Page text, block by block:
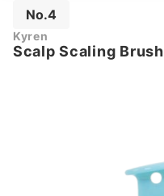
No.4
Kyren
Scalp Scaling Brush